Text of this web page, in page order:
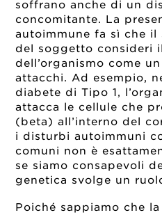
soffrano anche di un
concomitante. La
autoimmune fa sì che il
del soggetto consideri
dell’organismo come
attacchi. Ad esempio,
diabete di Tipo 1,
attacca le cellule che
(beta) all’interno del
i disturbi autoimmuni
comuni non è
se siamo consapevoli
genetica svolge un
Poiché sappiamo che